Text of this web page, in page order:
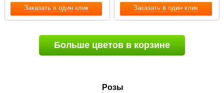
Заказать в один клик Заказать в один клик
Больше цветов в корзине
Розы